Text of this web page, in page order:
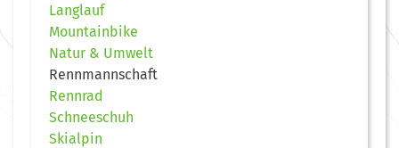
Langlauf
Mountainbike
Natur & Umwelt
Rennmannschaft
Rennrad
Schneeschuh
Skialpin